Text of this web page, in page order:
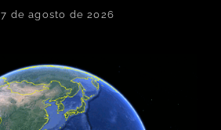
7 de agosto de 2026